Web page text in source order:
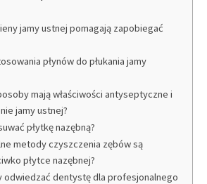
jamy ustnej pomagają zapobiegać
płynów do płukania jamy
mają właściwości antyseptyczne i
jamy ustnej?
płytkę nazębną?
metody czyszczenia zębów są
płytce nazębnej?
odwiedzać dentystę dla profesjonalnego